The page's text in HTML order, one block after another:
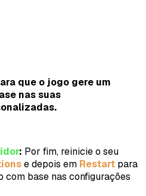
que o jogo gere um
nas suas
: Por fim, reinicie o seu
e depois em Restart para
com base nas configurações